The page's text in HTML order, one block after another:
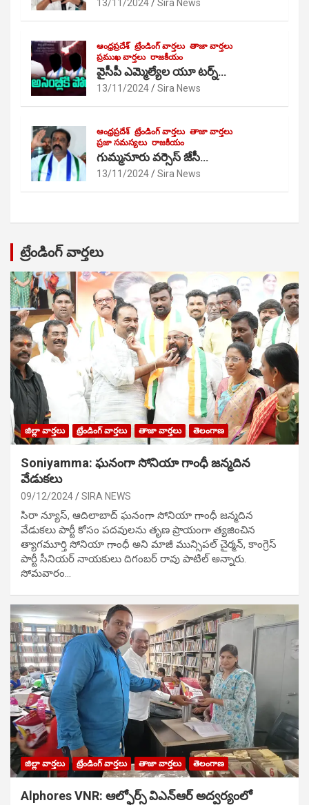
13/11/2024 Sira News
ఆంధ్రప్రదేశ్ ట్రేండింగ్ వార్తలు తాజా వార్తలు
ప్రముఖ వార్తలు రాజకీయం
వైసీపీ ఎమ్మెల్యేల యూ టర్న్…
13/11/2024 Sira News
ఆంధ్రప్రదేశ్ ట్రేండింగ్ వార్తలు తాజా వార్తలు
ప్రజా సమస్యలు రాజకీయం
గుమ్మనూరు వర్సెస్ జేసీ…
13/11/2024 Sira News
ట్రేండింగ్ వార్తలు
జిల్లా వార్తలు ట్రేండింగ్ వార్తలు తాజా వార్తలు తెలంగాణ
Soniyamma: ఘ‌నంగా సోనియా గాంధీ జ‌న్మ‌దిన
వేడుక‌లు
09/12/2024 SIRA NEWS
సిరా న్యూస్, ఆదిలాబాద్ ఘ‌నంగా సోనియా గాంధీ జ‌న్మ‌దిన
వేడుక‌లు పార్టీ కోసం ప‌ద‌వుల‌ను తృణ ప్రాయంగా త్య‌జించిన
త్యాగమూర్తి సోనియా గాంధీ అని మాజీ మున్సిప‌ల్ చైర్మ‌న్, కాంగ్రెస్
పార్టీ సీనియ‌ర్ నాయ‌కులు దిగంబ‌ర్ రావు పాటిల్ అన్నారు.
సోమవారం…
జిల్లా వార్తలు ట్రేండింగ్ వార్తలు తాజా వార్తలు తెలంగాణ
Alphores VNR: ఆల్ఫోర్స్ విఎన్ఆర్ అద్వర్యంలో